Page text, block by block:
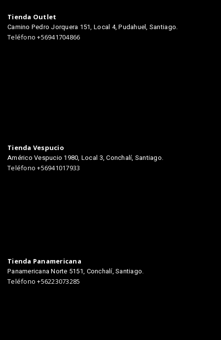
Tienda Outlet
Camino Pedro Jorquera 151, Local 4, Pudahuel, Santiago.
Teléfono +56941704866
Tienda Vespucio
Américo Vespucio 1980, Local 3, Conchalí, Santiago.
Teléfono +56941017933
Tienda Panamericana
Panamericana Norte 5151, Conchalí, Santiago.
Teléfono +56223073285